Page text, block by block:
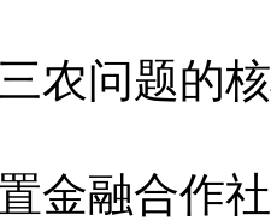
问题的核
融合作社